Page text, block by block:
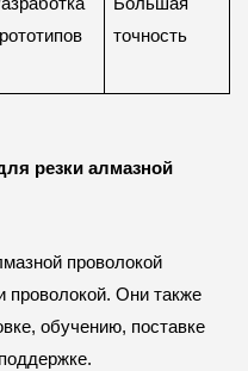
точность
резки алмазной
проволокой
проволокой. Они также
обучению, поставке